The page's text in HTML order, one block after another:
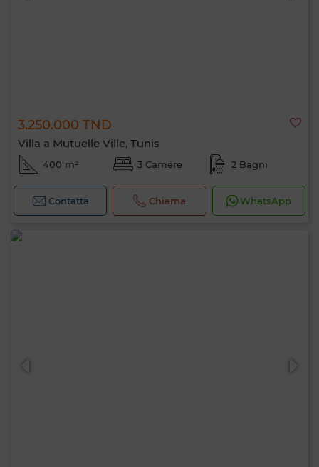
3.250.000 TND
Villa a Mutuelle Ville, Tunis
400 m² 3 Camere 2 Bagni
Contatta Chiama WhatsApp